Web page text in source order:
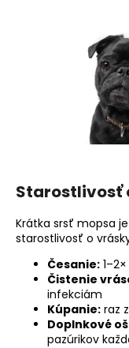
Starostlivosť
Krátka srsť mopsa
starostlivosť o
Česanie:
Čistenie
infekciám
Kúpanie: raz
Doplnkové
pazúrikov